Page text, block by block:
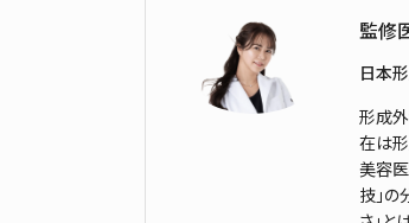
監修
日本
形成
在は
美容
技」